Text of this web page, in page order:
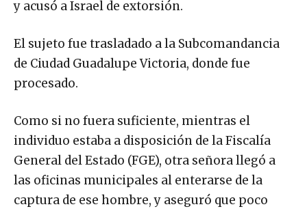
y acusó a Israel de extorsión.
El sujeto fue trasladado a la Subcomandancia
de Ciudad Guadalupe Victoria, donde fue
procesado.
Como si no fuera suficiente, mientras el
individuo estaba a disposición de la Fiscalía
General del Estado (FGE), otra señora llegó a
las oficinas municipales al enterarse de la
captura de ese hombre, y aseguró que poco